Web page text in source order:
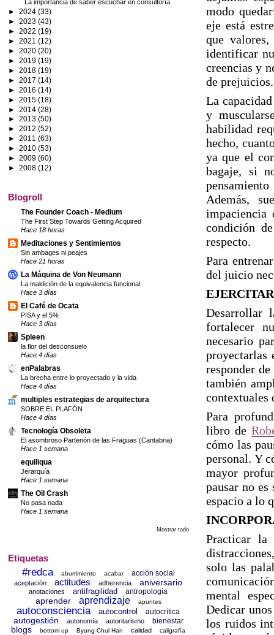
modo
eje está
que
identificar
creencias y
de prejuicios.
La
y
habilidad
hecho,
ya que el
bagaje, si
Además,
impaciencia
condición
respecto.
Para
del juicio
Desarrollar
fortalecer
necesario
proyectarlas
responder
también
contextuales
Para
libro de
cómo las
personal. Y
mayor
pausar no
espacio a lo
Practicar la
solo las
mental
Dedicar
los ruidos
La importancia de saber escuchar en consultoría
► 2024 (33)
► 2023 (43)
► 2022 (19)
► 2021 (12)
► 2020 (20)
► 2019 (19)
► 2018 (19)
► 2017 (14)
► 2016 (14)
► 2015 (18)
► 2014 (28)
► 2013 (50)
► 2012 (52)
► 2011 (63)
► 2010 (53)
► 2009 (60)
► 2008 (12)
Blogroll
The Founder Coach - Medium
The First Step Towards Getting Acquired
Hace 18 horas
Meditaciones y Sentimientos
Sin ambages ni peajes
Hace 21 horas
La Máquina de Von Neumann
La maldición de la equivalencia funcional
Hace 3 días
El Café de Ocata
PISA y el 5%
Hace 3 días
Spleen
la flor del desconsuelo
Hace 4 días
enPalabras
La brecha entre lo proyectado y la vida
Hace 4 días
multiples estrategias de arquitectura
SOBRE EL PLAFÓN
Hace 4 días
Tecnología Obsoleta
El asombroso Partenón de las Fraguas (Cantabria)
Hace 1 semana
equiliqua
Jerarquía
Hace 1 semana
The Oil Crash
No pasa nada
Hace 1 semana
Mostrar todo
Etiquetas
#redca aburrimiento acabar acción social
aceptación actitudes adherencia aniversario
anotaciones antifragilidad antropología
aprender aprendizaje apuntes
autoconsciencia autocontrol autocrítica
autogestión autonomía autoritarismo bienestar
blogs bottom up Byung-Chul Han calidad caligrafía